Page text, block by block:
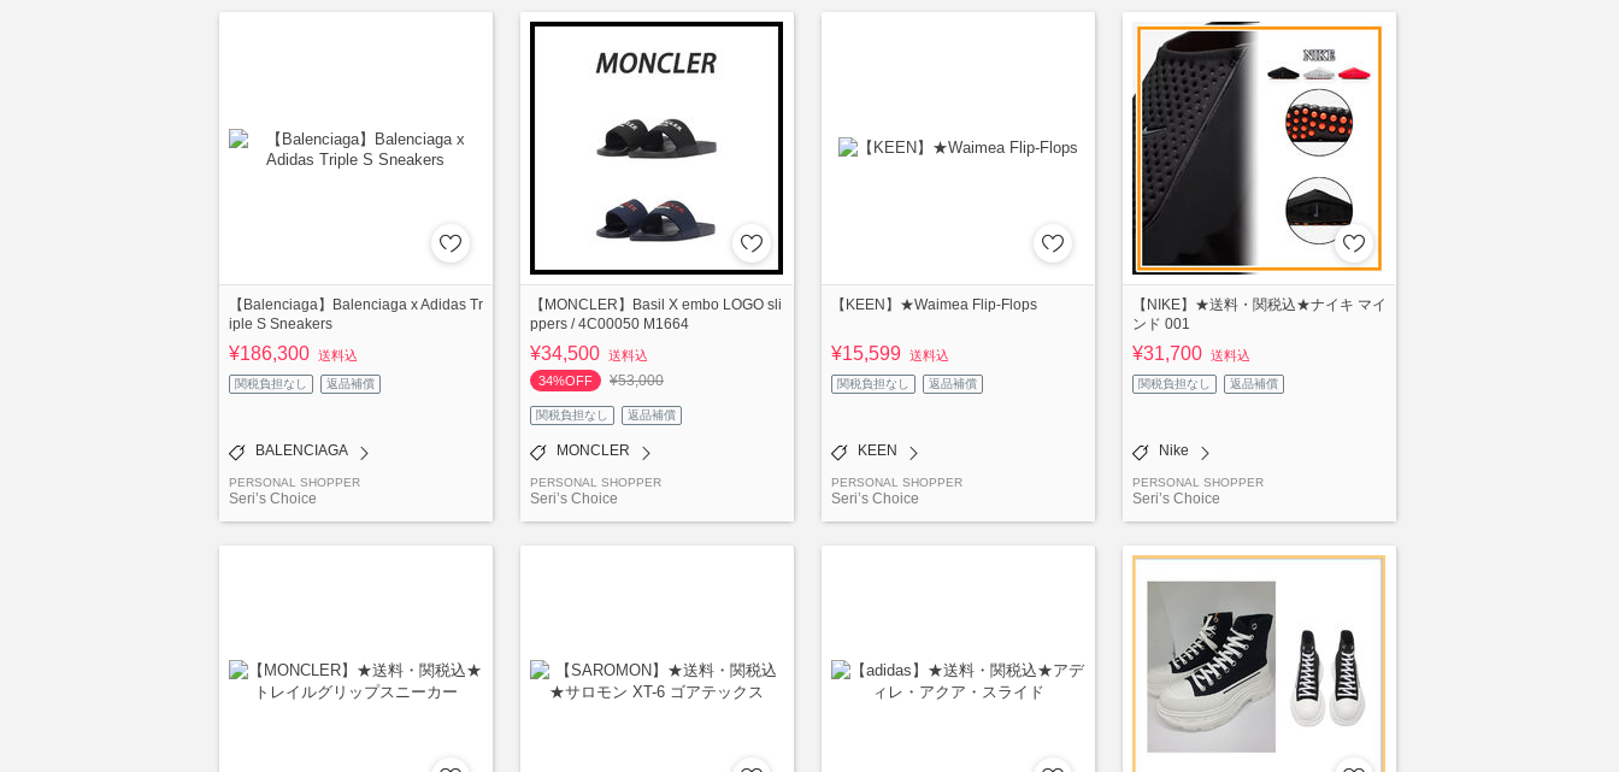
【Balenciaga】Balenciaga x Adidas Tr
iple S Sneakers
¥186,300 送料込
関税負担なし 返品補償
BALENCIAGA
PERSONAL SHOPPER
Seri’s Choice
【MONCLER】Basil X embo LOGO sli
ppers / 4C00050 M1664
¥34,500 送料込
34%OFF
¥53,000
関税負担なし 返品補償
MONCLER
PERSONAL SHOPPER
Seri’s Choice
【KEEN】★Waimea Flip-Flops
¥15,599 送料込
関税負担なし 返品補償
KEEN
PERSONAL SHOPPER
Seri’s Choice
【NIKE】★送料・関税込★ナイキ マイ
ンド 001
¥31,700 送料込
関税負担なし 返品補償
Nike
PERSONAL SHOPPER
Seri’s Choice